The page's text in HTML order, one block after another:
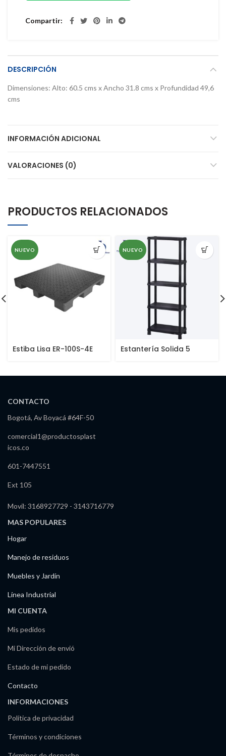
Compartir
DESCRIPCIÓN
Dimensiones: Alto: 60.5 cms x Ancho 31.8 cms x Profundidad 49,6
cms
INFORMACIÓN ADICIONAL
VALORACIONES (0)
PRODUCTOS RELACIONADOS
NUEVO
Estiba Lisa ER-100S-4E
NUEVO
Estantería Solida 5
CONTACTO
Bogotá, Av Boyacá #64F-50
comercial1@productosplast
icos.co
601-7447551
Ext 105
Movil: 3168927729 - 3143716779
MAS POPULARES
Hogar
Manejo de residuos
Muebles y Jardín
Línea Industrial
MI CUENTA
Mis pedidos
Mi Dirección de envió
Estado de mi pedido
Contacto
INFORMACIONES
Política de privacidad
Términos y condiciones